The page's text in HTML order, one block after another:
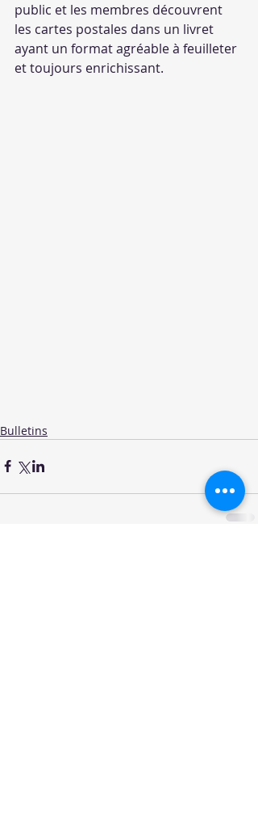
public et les membres découvrent
les cartes postales dans un livret
ayant un format agréable à feuilleter
et toujours enrichissant.
Bulletins